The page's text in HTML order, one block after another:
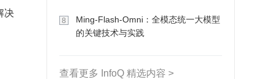
决
8
Ming-Flash-Omni：全模态统一大模型
的关键技术与实践
查看更多 InfoQ 精选内容 >